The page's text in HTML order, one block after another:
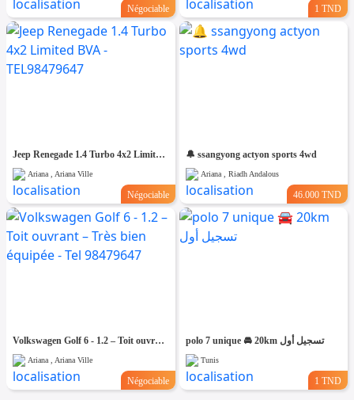
Négociable 1 TND
Jeep Renegade 1.4 Turbo 4x2 Limited BVA - TEL98479647
Ariana , Ariana Ville
Négociable
🔔 ssangyong actyon sports 4wd
Ariana , Riadh Andalous
46.000 TND
Volkswagen Golf 6 - 1.2 – Toit ouvrant – Très bien équipée - Tel 98479647
Ariana , Ariana Ville
Négociable
polo 7 unique 🚘 20km تسجيل أول
Tunis
1 TND